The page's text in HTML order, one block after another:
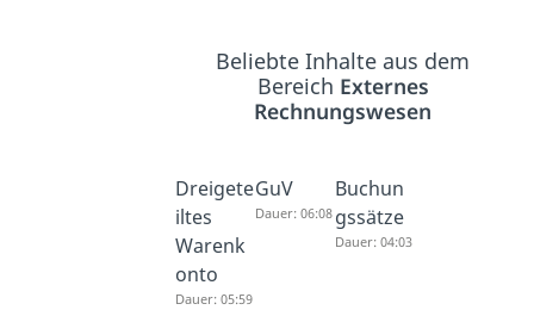
Beliebte Inhalte aus dem
Bereich Externes
Rechnungswesen
Dreigete
iltes
Warenk
onto
Dauer: 05:59
GuV
Dauer: 06:08
Buchun
gssätze
Dauer: 04:03